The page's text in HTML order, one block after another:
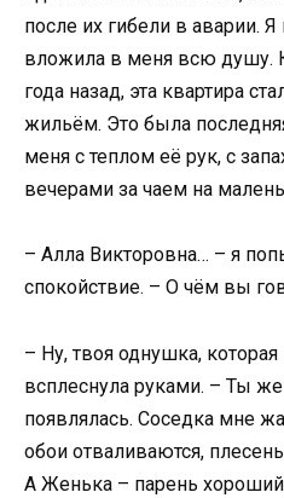
после их гибели в аварии.
вложила в меня всю душу.
года назад, эта квартира
жильём. Это была
меня с теплом её рук, с
вечерами за чаем на
– Алла Викторовна… – я
спокойствие. – О чём вы
– Ну, твоя однушка,
всплеснула руками. – Ты
появлялась. Соседка мне
обои отваливаются,
А Женька – парень